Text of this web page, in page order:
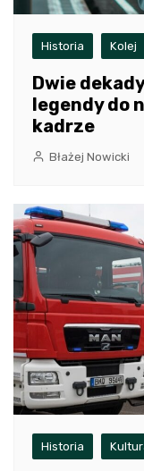
Historia Kolej
Dwie
legendy do
kadrze
Błażej Nowicki
Historia